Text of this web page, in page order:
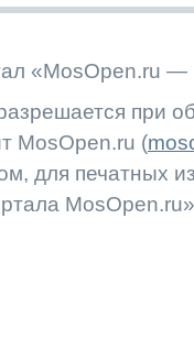
«MosOpen.ru —
при
MosOpen.ru (
для печатных